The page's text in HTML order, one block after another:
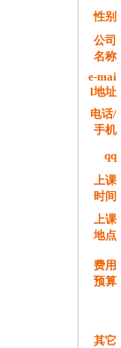
性别
公司
名称
e-mai
l地址
电话/
手机
qq
上课
时间
上课
地点
费用
预算
其它